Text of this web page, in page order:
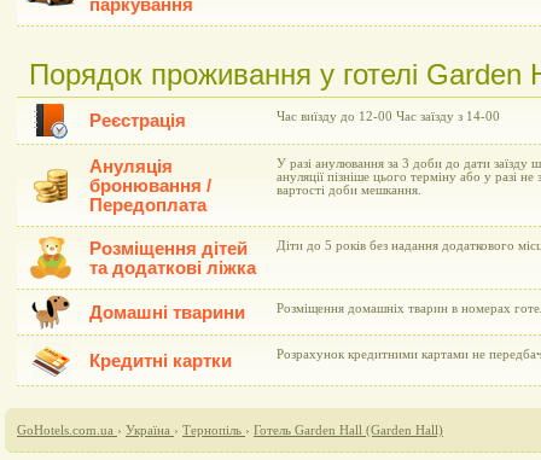
паркування
Порядок проживання у готелі Garden
Реєстрація Час виїзду до 12-00 Час заїзду з 14-00
Ануляція
бронювання /
Передоплата
У разі анулювання за 3 доби до дати заїзду
ануляції пізніше цього терміну або у разі не
вартості доби мешкання.
Розміщення дітей
та додаткові ліжка
Діти до 5 років без надання додаткового
Домашні тварини Розміщення домашніх тварин в номерах
Кредитні картки Розрахунок кредитними картами не
GoHotels.com.ua › Україна › Тернопіль › Готель Garden Hall (Garden Hall)